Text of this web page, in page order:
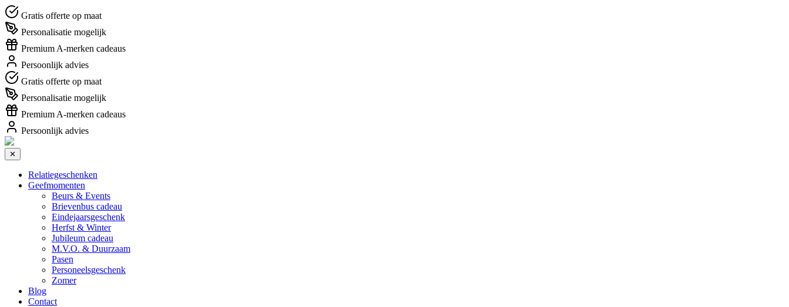
Gratis offerte op maat
Personalisatie mogelijk
Premium A-merken cadeaus
Persoonlijk advies
Gratis offerte op maat
Personalisatie mogelijk
Premium A-merken cadeaus
Persoonlijk advies
✕
Relatiegeschenken
Geefmomenten
Beurs & Events
Brievenbus cadeau
Eindejaarsgeschenk
Herfst & Winter
Jubileum cadeau
M.V.O. & Duurzaam
Pasen
Personeelsgeschenk
Zomer
Blog
Contact